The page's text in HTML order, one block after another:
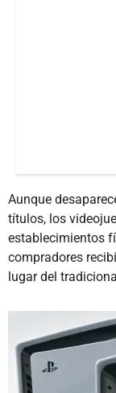
Aunque
títulos, los
establecimientos
compradores
lugar del